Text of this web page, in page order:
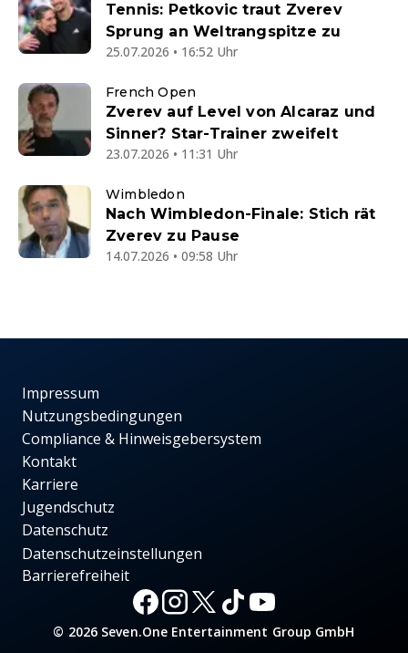
Tennis: Petkovic traut Zverev
Sprung an Weltrangspitze zu
25.07.2026 • 16:52 Uhr
French Open
Zverev auf Level von Alcaraz und
Sinner? Star-Trainer zweifelt
23.07.2026 • 11:31 Uhr
Wimbledon
Nach Wimbledon-Finale: Stich rät
Zverev zu Pause
14.07.2026 • 09:58 Uhr
Impressum
Nutzungsbedingungen
Compliance & Hinweisgebersystem
Kontakt
Karriere
Jugendschutz
Datenschutz
Datenschutzeinstellungen
Barrierefreiheit
© 2026 Seven.One Entertainment Group GmbH